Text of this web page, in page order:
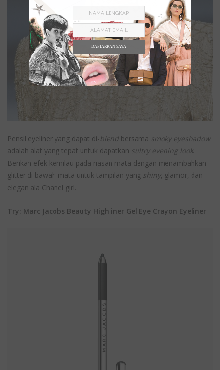
Pensil eyeliner yang dapat di-blendbersama smoky eyeshadow
adalah alat yang tepat untuk dapatkan sultry evening look.
Berikan efek kemilau pada riasan mata dengan menambahkan
glitter di bawah mata untuk tampilan yang shiny, glamor, dan
elegan ala Chanel girl.
Try: Marc Jacobs Beauty Highliner Gel Eye Crayon Eyeliner
DAFTARKAN SAYA